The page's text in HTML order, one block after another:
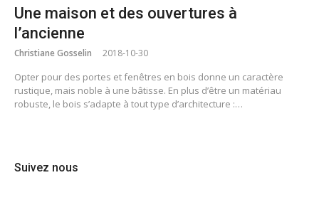
Une maison et des ouvertures à
l’ancienne
Christiane Gosselin 2018-10-30
Opter pour des portes et fenêtres en bois donne un caractère
rustique, mais noble à une bâtisse. En plus d’être un matériau
robuste, le bois s’adapte à tout type d’architecture :…
Suivez nous